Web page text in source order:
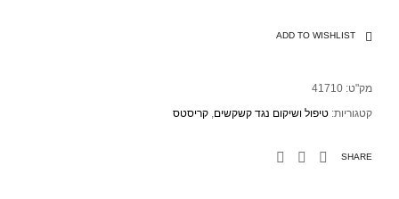
ADD TO WISHLIST
מק"ט: 41710
קטגוריות: טיפול ושיקום נגד קשקשים, קריסטס
SHARE